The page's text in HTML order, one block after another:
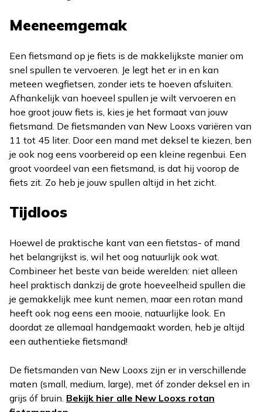
Meeneemgemak
Een fietsmand op je fiets is de makkelijkste manier om
snel spullen te vervoeren. Je legt het er in en kan
meteen wegfietsen, zonder iets te hoeven afsluiten.
Afhankelijk van hoeveel spullen je wilt vervoeren en
hoe groot jouw fiets is, kies je het formaat van jouw
fietsmand. De fietsmanden van New Looxs variëren van
11 tot 45 liter. Door een mand met deksel te kiezen, ben
je ook nog eens voorbereid op een kleine regenbui. Een
groot voordeel van een fietsmand, is dat hij voorop de
fiets zit. Zo heb je jouw spullen altijd in het zicht.
Tijdloos
Hoewel de praktische kant van een fietstas- of mand
het belangrijkst is, wil het oog natuurlijk ook wat.
Combineer het beste van beide werelden: niet alleen
heel praktisch dankzij de grote hoeveelheid spullen die
je gemakkelijk mee kunt nemen, maar een rotan mand
heeft ook nog eens een mooie, natuurlijke look. En
doordat ze allemaal handgemaakt worden, heb je altijd
een authentieke fietsmand!
De fietsmanden van New Looxs zijn er in verschillende
maten (small, medium, large), met óf zonder deksel en in
grijs óf bruin. Bekijk hier alle New Looxs rotan